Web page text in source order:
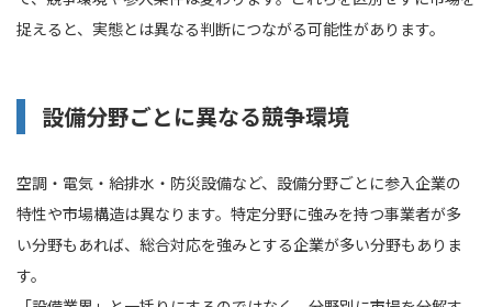
捉えると、実態とは異なる判断につながる可能性があります。
設備分野ごとに異なる競争環境
空調・電気・給排水・防災設備など、設備分野ごとに参入企業の
特性や市場構造は異なります。特定分野に強みを持つ事業者が多
い分野もあれば、総合対応を強みとする企業が多い分野もありま
す。